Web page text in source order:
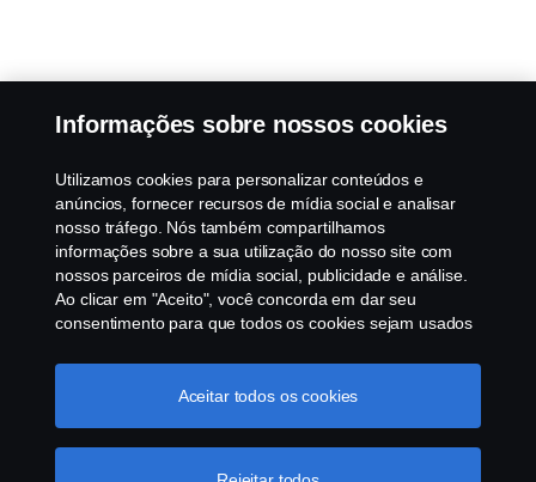
Fale conosco
Gostaria de entrar em contato com a Scania?
Informações sobre nossos cookies
Utilizamos cookies para personalizar conteúdos e
anúncios, fornecer recursos de mídia social e analisar
nosso tráfego. Nós também compartilhamos
informações sobre a sua utilização do nosso site com
nossos parceiros de mídia social, publicidade e análise.
Ao clicar em "Aceito", você concorda em dar seu
consentimento para que todos os cookies sejam usados
gerenciar a utilização dos cookies clicando em
"Configurações de cookies" e selecionando as
Aceitar todos os cookies